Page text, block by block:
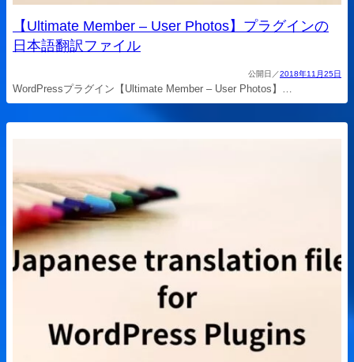
【Ultimate Member – User Photos】プラグインの
日本語翻訳ファイル
2018年11月25日
WordPressプラグイン【Ultimate Member – User Photos】…